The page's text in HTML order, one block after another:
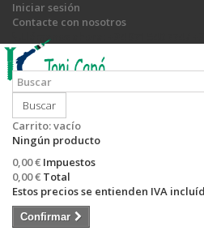
Iniciar sesión
Contacte con nosotros
Llámanos ahora:
Buscar
Carrito:vacío
Ningún producto
0,00 € Impuestos
0,00 € Total
Estos precios se entienden IVA
Confirmar